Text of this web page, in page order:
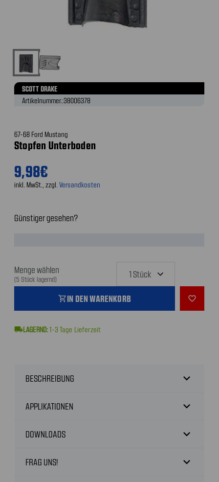
SCOTT DRAKE
Artikelnummer.:38006378
67-68 Ford Mustang
Stopfen Unterboden
9,98€
inkl. MwSt., zzgl. Versandkosten
Günstiger gesehen?
Menge wählen
(5 Stück lagernd)
shopping_cartIN DEN WARENKORB favorite_outline
local_shipping 1-3 Tage Lieferzeit
BESCHREIBUNG expand_more
APPLIKATIONEN expand_more
DOWNLOADS expand_more
FRAG UNS! expand_more